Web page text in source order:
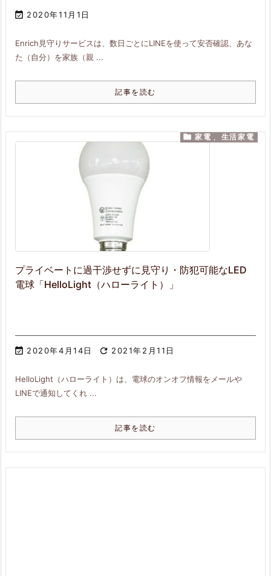
 2020年11月1日
Enrich見守りサービスは、数日ごとにLINEを使って安否確認、あな
た（自分）を家族（親 ...
記事を読む
プライベートに過干渉せずに見守り・防犯可能なLED
電球「HelloLight（ハローライト）」
 2020年4月14日  2021年2月11日
 家電 , 生活家電
HelloLight（ハローライト）は、電球のオンオフ情報をメールや
LINEで通知してくれ ...
記事を読む